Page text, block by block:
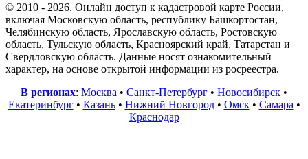
© 2010 - 2026. Онлайн доступ к кадастровой карте России,
включая Московскую область, республику Башкортостан,
Челябинскую область, Ярославскую область, Ростовскую
область, Тульскую область, Красноярский край, Татарстан и
Свердловскую область. Данные носят ознакомительный
характер, на основе открытой информации из росреестра.
В регионах: Москва • Санкт-Петербург • Новосибирск •
Екатеринбург• Казань• Нижний Новгород• Омск• Самара •
Краснодар